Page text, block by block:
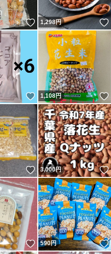
いいね！
1,298円
いいね！
1,108円
いいね！
3,000円
いいね！
590円